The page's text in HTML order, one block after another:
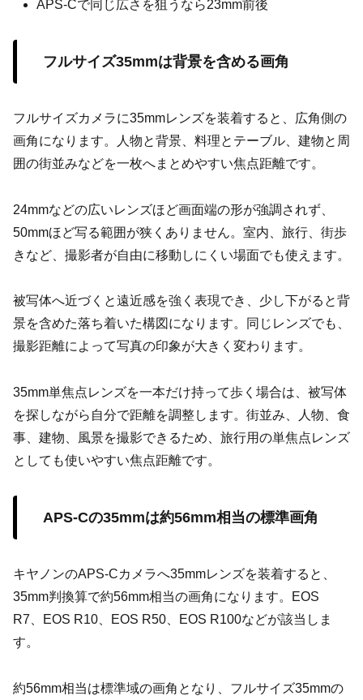
APS-Cで同じ広さを狙うなら23mm前後
フルサイズ35mmは背景を含める画角
フルサイズカメラに35mmレンズを装着すると、広角側の
画角になります。人物と背景、料理とテーブル、建物と周
囲の街並みなどを一枚へまとめやすい焦点距離です。
24mmなどの広いレンズほど画面端の形が強調されず、
50mmほど写る範囲が狭くありません。室内、旅行、街歩
きなど、撮影者が自由に移動しにくい場面でも使えます。
被写体へ近づくと遠近感を強く表現でき、少し下がると背
景を含めた落ち着いた構図になります。同じレンズでも、
撮影距離によって写真の印象が大きく変わります。
35mm単焦点レンズを一本だけ持って歩く場合は、被写体
を探しながら自分で距離を調整します。街並み、人物、食
事、建物、風景を撮影できるため、旅行用の単焦点レンズ
としても使いやすい焦点距離です。
APS-Cの35mmは約56mm相当の標準画角
キヤノンのAPS-Cカメラへ35mmレンズを装着すると、
35mm判換算で約56mm相当の画角になります。EOS
R7、EOS R10、EOS R50、EOS R100などが該当しま
す。
約56mm相当は標準域の画角となり、フルサイズ35mmの